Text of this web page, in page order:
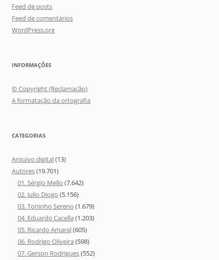
Feed de posts
Feed de comentários
WordPress.org
INFORMAÇÕES
© Copyright (Reclamação)
A formatação da ortografia
CATEGORIAS
Arquivo digital(13)
Autores(19.701)
01. Sérgio Mello (7.642)
02. Julio Diogo (5.156)
03. Toninho Sereno (1.679)
04. Eduardo Cacella (1.203)
05. Ricardo Amaral(605)
06. Rodrigo Oliveira (598)
07. Gerson Rodrigues(552)